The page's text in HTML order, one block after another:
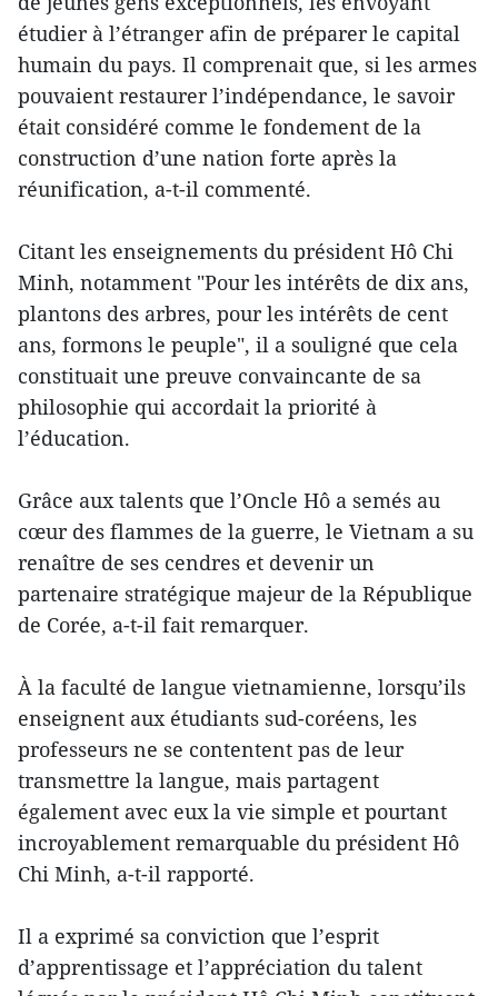
étudier à l’étranger afin de préparer le capital
humain du pays. Il comprenait que, si les armes
pouvaient restaurer l’indépendance, le savoir
était considéré comme le fondement de la
construction d’une nation forte après la
réunification, a-t-il commenté.
Citant les enseignements du président Hô Chi
Minh, notamment "Pour les intérêts de dix ans,
plantons des arbres, pour les intérêts de cent
ans, formons le peuple", il a souligné que cela
constituait une preuve convaincante de sa
philosophie qui accordait la priorité à
l’éducation.
Grâce aux talents que l’Oncle Hô a semés au
cœur des flammes de la guerre, le Vietnam a su
renaître de ses cendres et devenir un
partenaire stratégique majeur de la République
de Corée, a-t-il fait remarquer.
À la faculté de langue vietnamienne, lorsqu’ils
enseignent aux étudiants sud-coréens, les
professeurs ne se contentent pas de leur
transmettre la langue, mais partagent
également avec eux la vie simple et pourtant
incroyablement remarquable du président Hô
Chi Minh, a-t-il rapporté.
Il a exprimé sa conviction que l’esprit
d’apprentissage et l’appréciation du talent